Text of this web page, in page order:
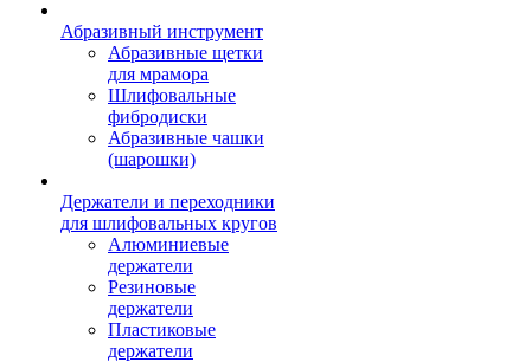
Абразивный инструмент
Абразивные щетки
для мрамора
Шлифовальные
фибродиски
Абразивные чашки
(шарошки)
Держатели и переходники
для шлифовальных кругов
Алюминиевые
держатели
Резиновые
держатели
Пластиковые
держатели